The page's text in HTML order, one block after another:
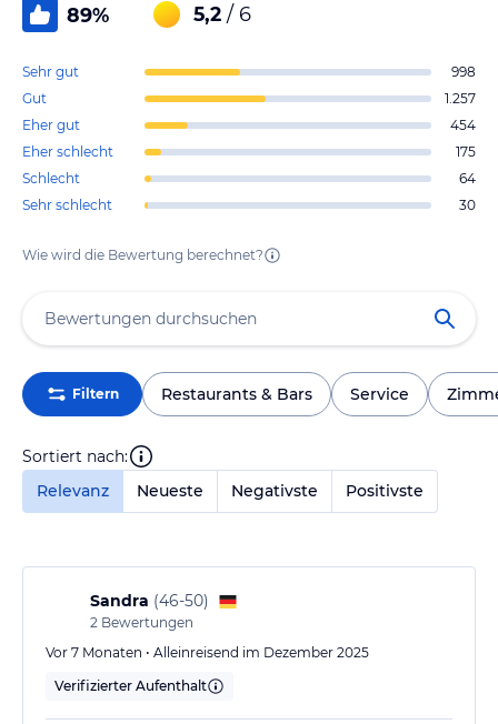
89% 5,2 / 6
Sehr gut
998
Gut
1.257
Eher gut
454
Eher schlecht
175
Schlecht
64
Sehr schlecht
30
Wie wird die Bewertung berechnet?
Filtern Restaurants & Bars Service
Sortiert nach:
Relevanz
Neueste Negativste Positivste
Sandra (46-50)
2 Bewertungen
Vor 7 Monaten • Alleinreisend im Dezember 2025
Verifizierter Aufenthalt